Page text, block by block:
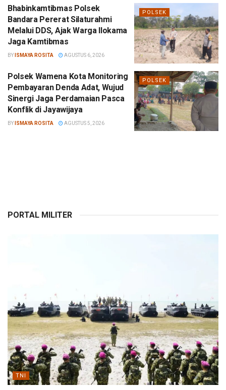
POLSEK
Bhabinkamtibmas Polsek
Bandara Pererat Silaturahmi
Melalui DDS, Ajak Warga Ilokama
Jaga Kamtibmas
BY ISMAYA ROSITA AGUSTUS 6, 2026
POLSEK
Polsek Wamena Kota Monitoring
Pembayaran Denda Adat, Wujud
Sinergi Jaga Perdamaian Pasca
Konflik di Jayawijaya
BY ISMAYA ROSITA AGUSTUS 5, 2026
PORTAL MILITER
TNI